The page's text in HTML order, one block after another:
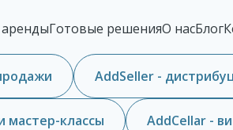
Готовые решенияО насБлог
AddSeller -
мастер-классы AddCellar -